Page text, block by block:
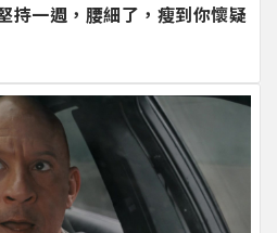
持一週，腰細了，瘦到你懷疑